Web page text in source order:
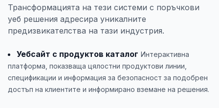
Трансформацията на тези системи с поръчкови
уеб решения адресира уникалните
предизвикателства на тази индустрия.
Уебсайт с продуктов каталог Интерактивна
платформа, показваща цялостни продуктови линии,
спецификации и информация за безопасност за подобрен
достъп на клиентите и информирано вземане на решения.